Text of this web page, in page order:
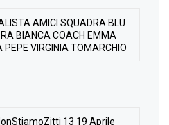
AMICI SQUADRA BLU
BIANCA COACH EMMA
VIRGINIA TOMARCHIO
13 19 Aprile